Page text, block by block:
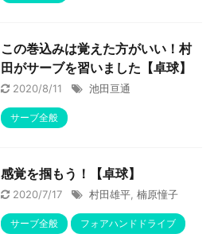
この巻込みは覚えた方がいい！村
田がサーブを習いました【卓球】
2020/8/11 池田亘通
サーブ全般
感覚を掴もう！【卓球】
2020/7/17 村田雄平 楠原憧子
サーブ全般 フォアハンドドライブ